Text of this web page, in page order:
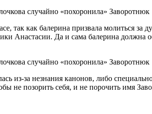
так как балерина призвала молиться за
Анастасии. Да и сама балерина должна
из-за незнания канонов, либо
не позорить себя, и не порочить имя